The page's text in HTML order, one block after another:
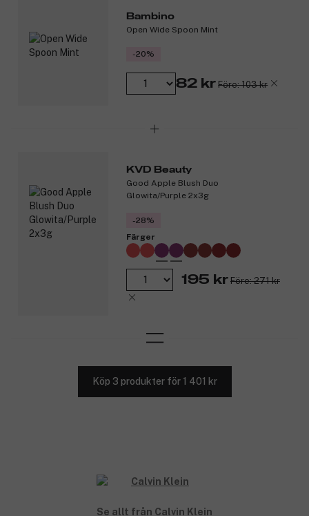
Bambino
Open Wide Spoon Mint
-20%
82 kr Före: 103 kr
KVD Beauty
Good Apple Blush Duo
Glowita/Purple 2x3g
-28%
Färger
195 kr Före: 271 kr
Köp 3 produkter för 1 401 kr
Se allt från Calvin Klein